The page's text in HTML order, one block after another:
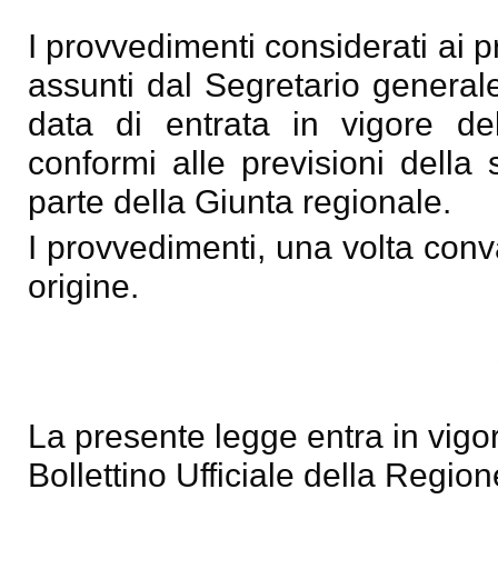
I provvedimenti considerati ai
assunti dal Segretario
data di entrata in vigore
conformi alle previsioni della
parte della Giunta regionale.
I provvedimenti, una volta
origine.
La presente legge entra in
Bollettino Ufficiale della